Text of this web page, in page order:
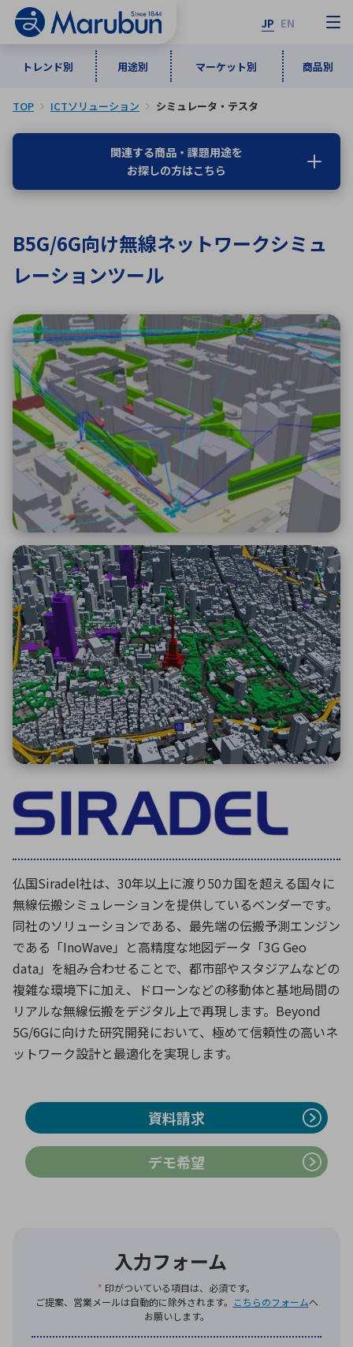
JP EN
トレンド別 用途別 マーケット別 商品別
トレンド別
インダストリアルDXソリューション
5G・Local 5G
ロボティクス（AI）
データセンタ・クラウド
ミリ波レーダー
ブログ｜ここから始まる最新技術
用途別
通信・ネットワーク
監視・セキュリティ
品質管理・検査
接着・接合
製品製造・加工
レーダ・衛星通信
照射
シミュレーター
環境構築・開発システム
半導体・電子部品小ロット
マーケット別
情報通信
民生 医療
商品別
計測・測定・表示機器
ICTソリューション 組立・ロボティクス
レーザー・光学部品 組込コンピュータ
特定用途向け・その他 サービス
医療機器
メーカ一覧
な行
は行 ま行
や行
ら行
わ行
アルファベット順
A B C
E
F G
H
I
J K
L
M
N O
P
R S
T
U
V W
X
Y
Z
検索
TOP ICTソリューション シミュレータ・テスタ
関連する商品・課題用途を
お探しの方はこちら
B5G/6G向け無線ネットワークシミュ
レーションツール
仏国Siradel社は、 30年以上に渡り50カ国を超える国々に
無線伝搬シミュレーションを提供しているベンダーです。
同社のソリューションである、最先端の伝搬予測エンジン
である「InoWave 」と高精度な地図データ「3G Geo
data 」を組み合わせることで、都市部やスタジアムなどの
複雑な環境下に加え、ドローンなどの移動体と基地局間の
リアルな無線伝搬をデジタル上で再現します。 Beyond
5G/6Gに向けた研究開発において、極めて信頼性の高いネ
ットワーク設計と最適化を実現します。
資料請求
デモ希望